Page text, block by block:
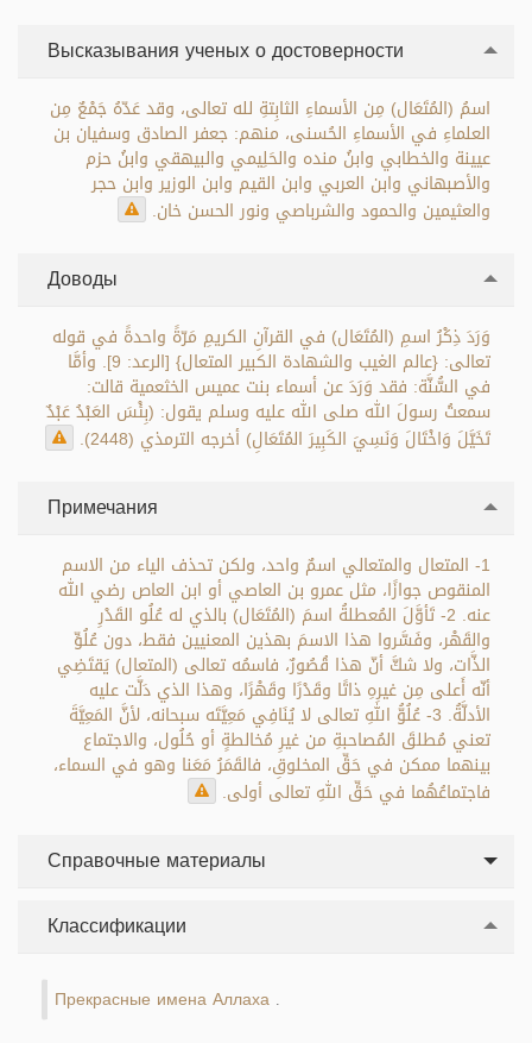
Высказывания ученых о достоверности
اسمُ (المُتَعَال) مِن الأسماءِ الثابِتةِ لله تعالى، وقد عَدّهُ جَمْعٌ مِن
العلماءِ في الأسماءِ الحُسنى، منهم: جعفر الصادق وسفيان بن
عيينة والخطابي وابنُ منده والحَلِيمي والبيهقي وابنُ حزم
والأصبهاني وابن العربي وابن القيم وابن الوزير وابن حجر
والعثيمين والحمود والشرباصي ونور الحسن خان.
Доводы
وَرَدَ ذِكْرُ اسمِ (المُتَعَال) في القرآنِ الكريمِ مَرّةً واحدةً في قوله
تعالى: {عالم الغيب والشهادة الكبير المتعال} [الرعد: 9]. وأمَّا
في السُّنَّة: فقد وَرَدَ عن أسماء بنت عميس الخثعمية قالت:
سمعتُ رسولَ الله صلى الله عليه وسلم يقول: (بِئْسَ العَبْدُ عَبْدٌ
تَخَيَّلَ وَاخْتَالَ وَنَسِيَ الكَبِيرَ المُتَعَالِ) أخرجه الترمذي (2448).
Примечания
1- المتعال والمتعالي اسمٌ واحد، ولكن تحذف الياء من الاسم
المنقوص جوازًا، مثل عمرو بن العاصي أو ابن العاص رضي الله
عنه. 2- تَأوَّلَ المُعطلةُ اسمَ (المُتَعَال) بالذي له عُلُو القَدْرِ
والقَهْر، وفَسَّروا هذا الاسمَ بهذين المعنيين فقط، دون عُلُوِّ
الذَّات، ولا شكَّ أنّ هذا قُصُورٌ، فاسمُه تعالى (المتعال) يَقتَضِي
أنّه أَعلى مِن غيرِهِ ذاتًا وقَدْرًا وقَهْرًا، وهذا الذي دَلَّت عليه
الأدلَّةُ. 3- عُلُوُّ اللهِ تعالى لا يُنَافِي مَعِيَّتَه سبحانه، لأنَّ المَعِيَّةَ
تعني مُطلقَ المُصاحبةِ من غيرِ مُخالطةٍ أو حُلُول، والاجتماع
بينهما ممكن في حَقِّ المخلوقِ، فالقَمَرُ مَعَنا وهو في السماء،
فاجتماعُهُما في حَقِّ اللهِ تعالى أولى.
Справочные материалы
Классификации
Прекрасные имена Аллаха